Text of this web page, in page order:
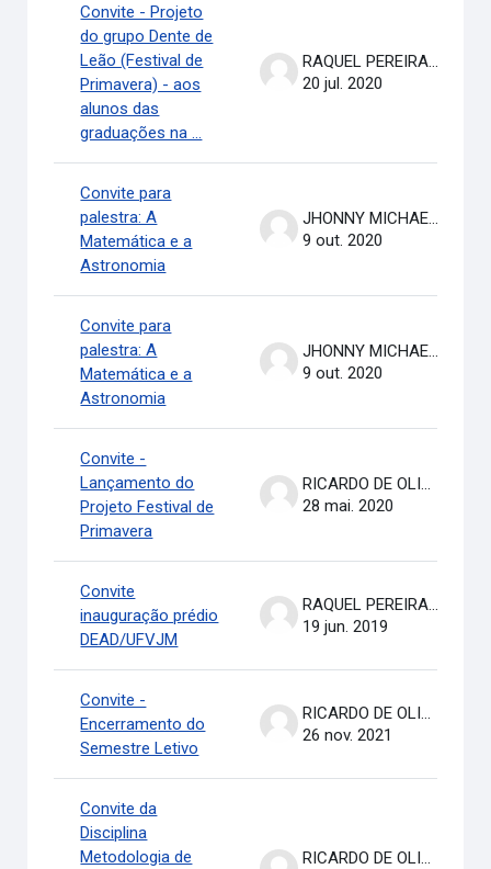
Convite - Projeto
do grupo Dente de
Leão (Festival de
Primavera) - aos
alunos das
graduações na ...
RAQUEL PEREIRA DE ARRUDA
20 jul. 2020
Convite para
palestra: A
Matemática e a
Astronomia
JHONNY MICHAEL COSTA
9 out. 2020
Convite para
palestra: A
Matemática e a
Astronomia
JHONNY MICHAEL COSTA
9 out. 2020
Convite -
Lançamento do
Projeto Festival de
Primavera
RICARDO DE OLIVEIRA BRASIL COSTA
28 mai. 2020
Convite
inauguração prédio
DEAD/UFVJM
RAQUEL PEREIRA DE ARRUDA
19 jun. 2019
Convite -
Encerramento do
Semestre Letivo
RICARDO DE OLIVEIRA BRASIL COSTA
26 nov. 2021
Convite da
Disciplina
Metodologia de
RICARDO DE OLIVEIRA BRASIL COSTA